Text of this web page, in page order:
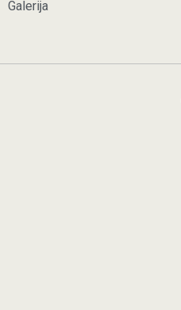
Galerija